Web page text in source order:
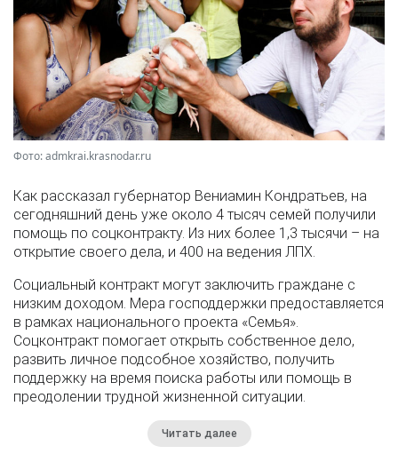
Фото: admkrai.krasnodar.ru
Как рассказал губернатор Вениамин Кондратьев, на
сегодняшний день уже около 4 тысяч семей получили
помощь по соцконтракту. Из них более 1,3 тысячи – на
открытие своего дела, и 400 на ведения ЛПХ.
Социальный контракт могут заключить граждане с
низким доходом. Мера господдержки предоставляется
в рамках национального проекта «Семья».
Соцконтракт помогает открыть собственное дело,
развить личное подсобное хозяйство, получить
поддержку на время поиска работы или помощь в
преодолении трудной жизненной ситуации.
Читать далее